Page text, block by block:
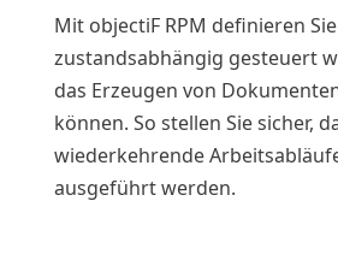
Mit objectiF RPM definieren
zustandsabhängig gesteuert
das Erzeugen von
können. So stellen Sie sicher,
wiederkehrende
ausgeführt werden.